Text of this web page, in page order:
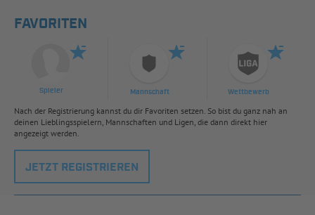
FAVORITEN
Spieler Mannschaft Wettbewerb
Nach der Registrierung kannst du dir Favoriten setzen. So bist du ganz nah an
deinen Lieblingsspielern, Mannschaften und Ligen, die dann direkt hier
angezeigt werden.
JETZT REGISTRIEREN